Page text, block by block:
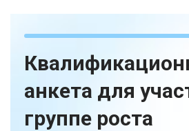
анкета для
группе роста